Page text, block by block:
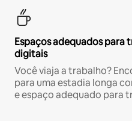
Espaços adequados para
digitais
Você viaja a trabalho?
para uma estadia longa
e espaço adequado para